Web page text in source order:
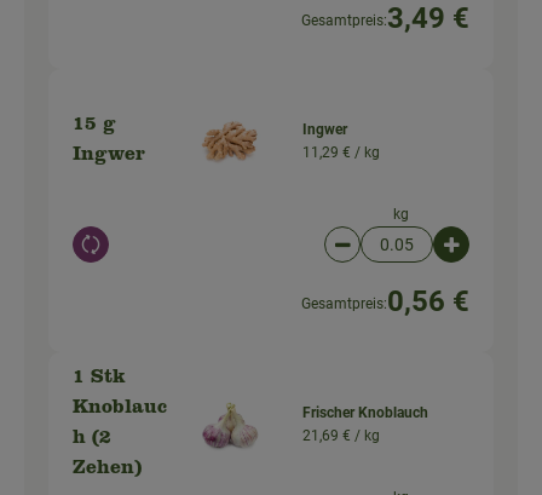
Gesamtpreis:3,49 €
15 g
Ingwer
Auswahl ändern
Ingwer
11,29 € / kg
kg
Artikelanzahl
Gesamtpreis:0,56 €
1 Stk
Knoblauc
h (2
Zehen)
Frischer Knoblauch
21,69 € / kg